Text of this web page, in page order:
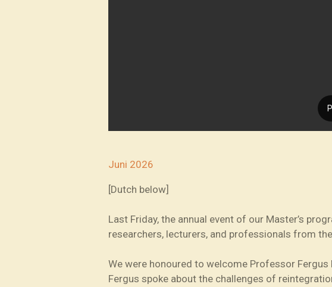
Juni 2026
[Dutch below]
Last Friday, the annual event of our Master’s
researchers, lecturers, and professionals from
We were honoured to welcome Professor Fergus
Fergus spoke about the challenges of